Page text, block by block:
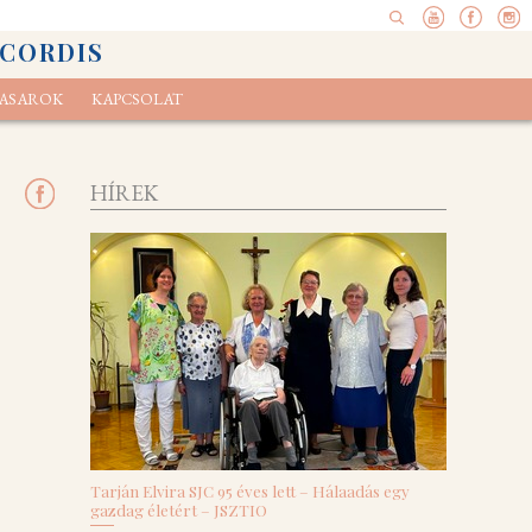
KAPCSOLAT
HÍREK
Tarján Elvira SJC 95 éves lett – Hálaadás egy
gazdag életért – JSZTIO